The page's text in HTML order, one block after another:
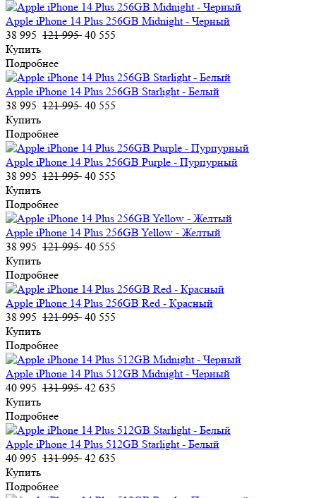
Apple iPhone 14 Plus 256GB Midnight - Черный
38 995 121 995 40 555
Купить
Подробнее
Apple iPhone 14 Plus 256GB Starlight - Белый
38 995 121 995 40 555
Купить
Подробнее
Apple iPhone 14 Plus 256GB Purple - Пурпурный
38 995 121 995 40 555
Купить
Подробнее
Apple iPhone 14 Plus 256GB Yellow - Желтый
38 995 121 995 40 555
Купить
Подробнее
Apple iPhone 14 Plus 256GB Red - Красный
38 995 121 995 40 555
Купить
Подробнее
Apple iPhone 14 Plus 512GB Midnight - Черный
40 995 131 995 42 635
Купить
Подробнее
Apple iPhone 14 Plus 512GB Starlight - Белый
40 995 131 995 42 635
Купить
Подробнее